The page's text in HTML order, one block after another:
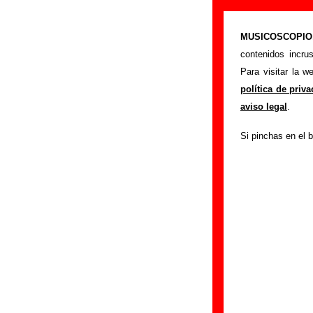
contenidos
Para visitar la
política de
aviso legal .
Si pinchas en el
Los
Portada >Los
Si tienes
siguiente
colaboración.
Nombre: